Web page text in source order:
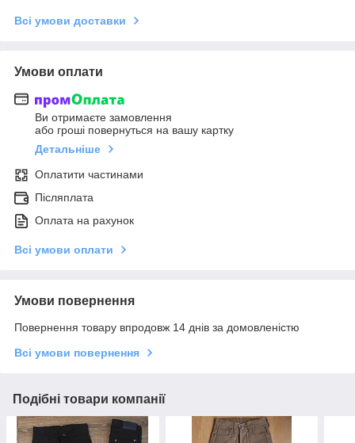
Всі умови доставки
Умови оплати
Ви отримаєте замовлення
або гроші повернуться на вашу картку
Детальніше
Оплатити частинами
Післяплата
Оплата на рахунок
Всі умови оплати
Умови повернення
Повернення товару впродовж 14 днів за домовленістю
Всі умови повернення
Подібні товари компанії